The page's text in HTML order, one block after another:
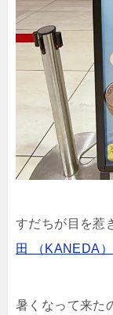
すだちが目を惹
田 （KANEDA）
暑くなって来た